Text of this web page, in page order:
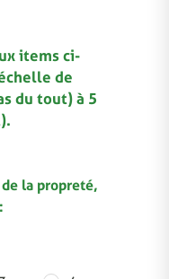
items ci-
de
du tout) à 5
la propreté,